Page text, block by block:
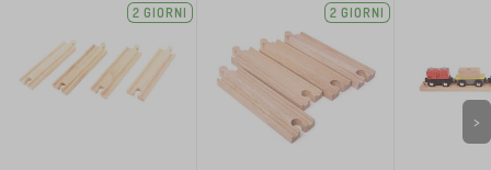
2 GIORNI 2 GIORNI
>